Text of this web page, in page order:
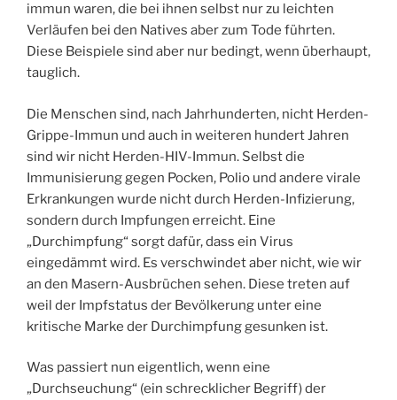
immun waren, die bei ihnen selbst nur zu leichten
Verläufen bei den Natives aber zum Tode führten.
Diese Beispiele sind aber nur bedingt, wenn überhaupt,
tauglich.
Die Menschen sind, nach Jahrhunderten, nicht Herden-
Grippe-Immun und auch in weiteren hundert Jahren
sind wir nicht Herden-HIV-Immun. Selbst die
Immunisierung gegen Pocken, Polio und andere virale
Erkrankungen wurde nicht durch Herden-Infizierung,
sondern durch Impfungen erreicht. Eine
„Durchimpfung“ sorgt dafür, dass ein Virus
eingedämmt wird. Es verschwindet aber nicht, wie wir
an den Masern-Ausbrüchen sehen. Diese treten auf
weil der Impfstatus der Bevölkerung unter eine
kritische Marke der Durchimpfung gesunken ist.
Was passiert nun eigentlich, wenn eine
„Durchseuchung“ (ein schrecklicher Begriff) der